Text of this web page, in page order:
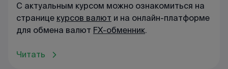
С актуальным курсом можно ознакомиться на
странице курсов валют и на онлайн-платформе
для обмена валют FX-обменник.
Читать